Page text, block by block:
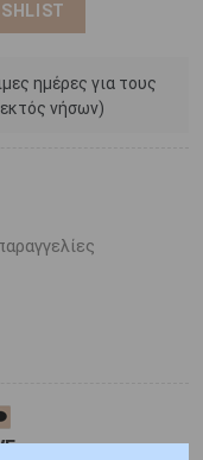
ημέρες για τους
νήσων)